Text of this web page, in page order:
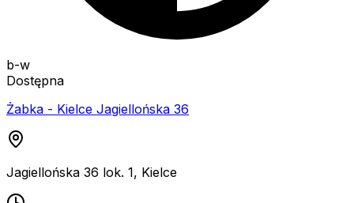
b-w
Dostępna
Żabka - Kielce Jagiellońska 36
Jagiellońska 36 lok. 1, Kielce